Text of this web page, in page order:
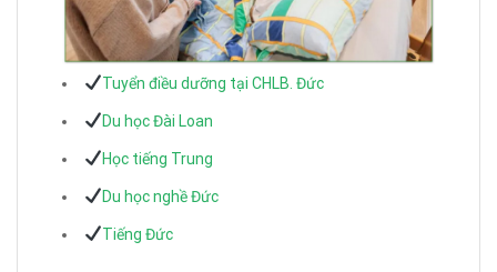
Tuyển điều dưỡng tại CHLB. Đức
Du học Đài Loan
Học tiếng Trung
Du học nghề Đức
Tiếng Đức